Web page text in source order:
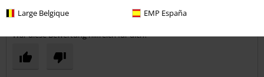
Large Belgique EMP España
Verifizierte Rezension
War diese Bewertung hilfreich für dich?